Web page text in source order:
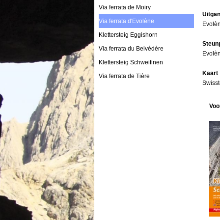
Via ferrata de Moiry
Via ferrata d'Evolène
Klettersteig Eggishorn
Via ferrata du Belvédère
Klettersteig Schweifinen
Via ferrata de Tière
Kaart